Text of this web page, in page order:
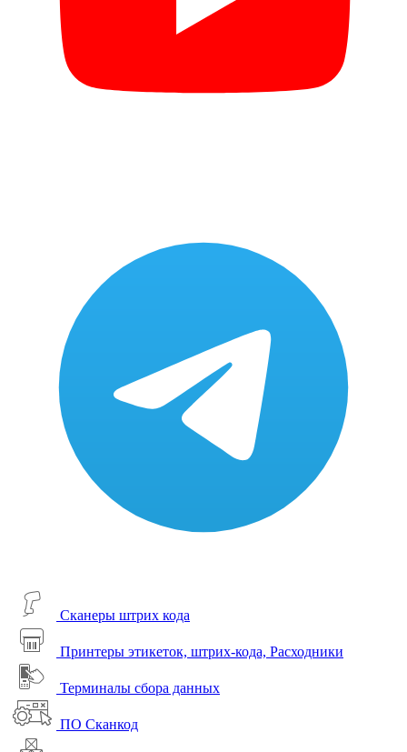
Сканеры штрих кода
Принтеры этикеток, штрих-кода, Расходники
Терминалы сбора данных
ПО Сканкод